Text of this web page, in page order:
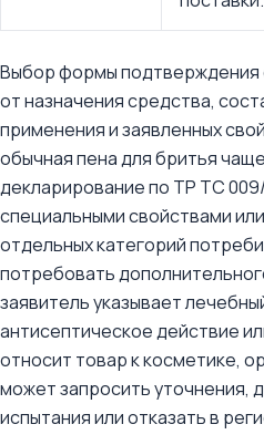
Выбор формы подтверждения
от назначения средства,
применения и заявленных
обычная пена для бритья
декларирование по ТР ТС 009/
специальными свойствами
отдельных категорий
потребовать
заявитель указывает
антисептическое действие
относит товар к косметике,
может запросить уточнения,
испытания или отказать в